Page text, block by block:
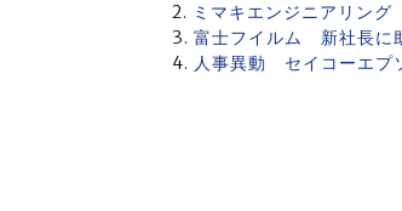
ミマキエンジニアリン
富士フイルム 新社長に
人事異動 セイコーエプ